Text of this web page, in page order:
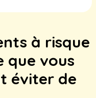
à risque
que vous
éviter de